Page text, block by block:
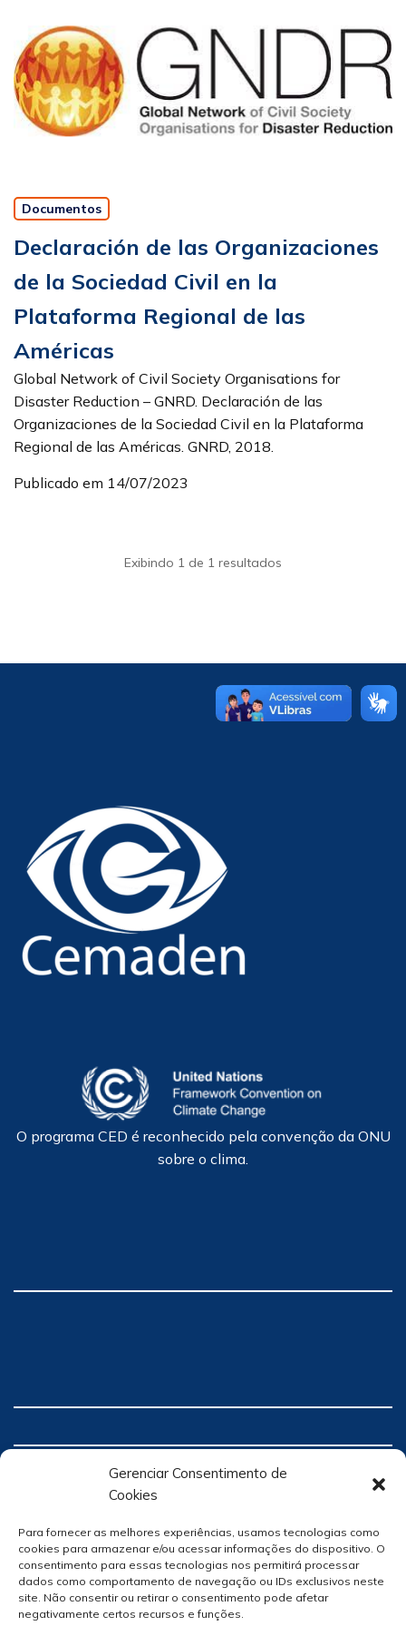
Gerenciar Consentimento de
Cookies
Para fornecer as melhores experiências, usamos tecnologias como
cookies para armazenar e/ou acessar informações do dispositivo. O
consentimento para essas tecnologias nos permitirá processar
dados como comportamento de navegação ou IDs exclusivos neste
site. Não consentir ou retirar o consentimento pode afetar
negativamente certos recursos e funções.
Documentos
Declaración de las Organizaciones
de la Sociedad Civil en la
Plataforma Regional de las
Américas
Global Network of Civil Society Organisations for
Disaster Reduction – GNRD. Declaración de las
Organizaciones de la Sociedad Civil en la Plataforma
Regional de las Américas. GNRD, 2018.
Publicado em 14/07/2023
Exibindo 1 de 1 resultados
O programa CED é reconhecido pela convenção da ONU
sobre o clima.